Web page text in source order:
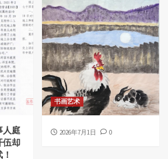
人庭
伍却
书画艺术
2026年7月1日 0